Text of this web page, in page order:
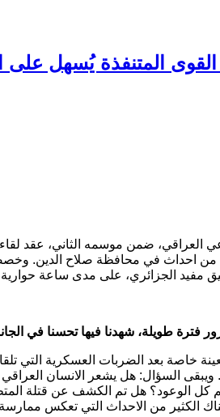
المتنفذة يُسهل على
العراقي، ضمن موسمه الثاني،
من احداث في محافظة صلاح
مفيد الجزائري، على مدى ساعة
طويلة، شهدنا فيها تحسنا في
خاصة بعد الضربات العسكرية
ويبقى السؤال: هل يشعر الانسان
كل الوعود؟ هل تم الكشف عن قتلة
الكثير من الاحداث التي تعكس